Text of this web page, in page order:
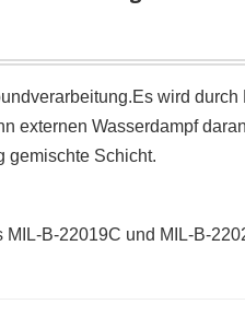
wird durch
externen Wasserdampf
gemischte Schicht.
B-22019C und MIL-B-